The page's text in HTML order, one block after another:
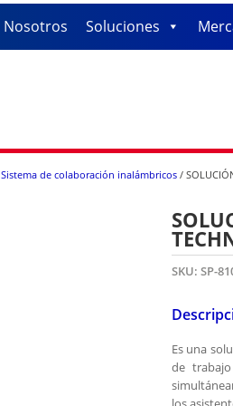
Nosotros Soluciones
Sistema de colaboración inalámbricos /
SKU: SP-
Es una
de